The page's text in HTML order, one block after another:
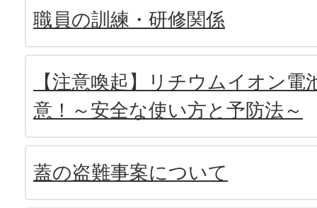
職員の訓練・研修関係
【注意喚起】リチウムイオン
意！～安全な使い方と予防法～
蓋の盗難事案について